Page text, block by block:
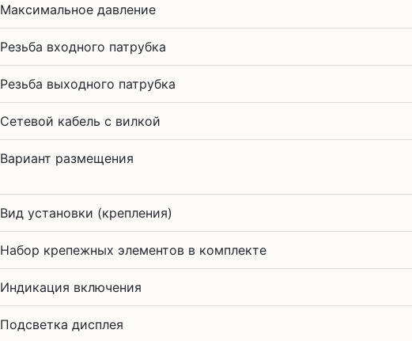
Максимальное давление
Резьба входного патрубка
Резьба выходного патрубка
Сетевой кабель с вилкой
Вариант размещения
Вид установки (крепления)
Набор крепежных элементов в комплекте
Индикация включения
Подсветка дисплея